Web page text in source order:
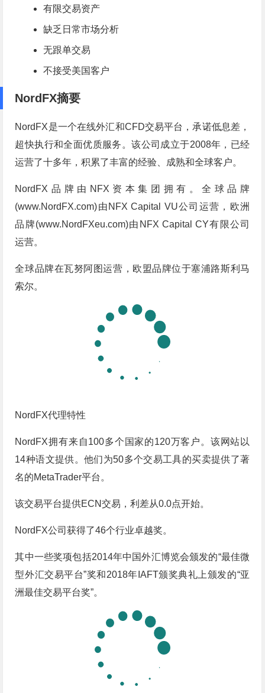
有限交易资产
缺乏日常市场分析
无跟单交易
不接受美国客户
NordFX摘要
NordFX是一个在线外汇和CFD交易平台，承诺低息差，
超快执行和全面优质服务。该公司成立于2008年，已经
运营了十多年，积累了丰富的经验、成熟和全球客户。
NordFX品牌由NFX资本集团拥有。全球品牌
(www.NordFX.com)由NFX Capital VU公司运营，欧洲
品牌(www.NordFXeu.com)由NFX Capital CY有限公司
运营。
全球品牌在瓦努阿图运营，欧盟品牌位于塞浦路斯利马
索尔。
NordFX代理特性
NordFX拥有来自100多个国家的120万客户。该网站以
14种语文提供。他们为50多个交易工具的买卖提供了著
名的MetaTrader平台。
该交易平台提供ECN交易，利差从0.0点开始。
NordFX公司获得了46个行业卓越奖。
其中一些奖项包括2014年中国外汇博览会颁发的“最佳微
型外汇交易平台”奖和2018年IAFT颁奖典礼上颁发的“亚
洲最佳交易平台奖”。